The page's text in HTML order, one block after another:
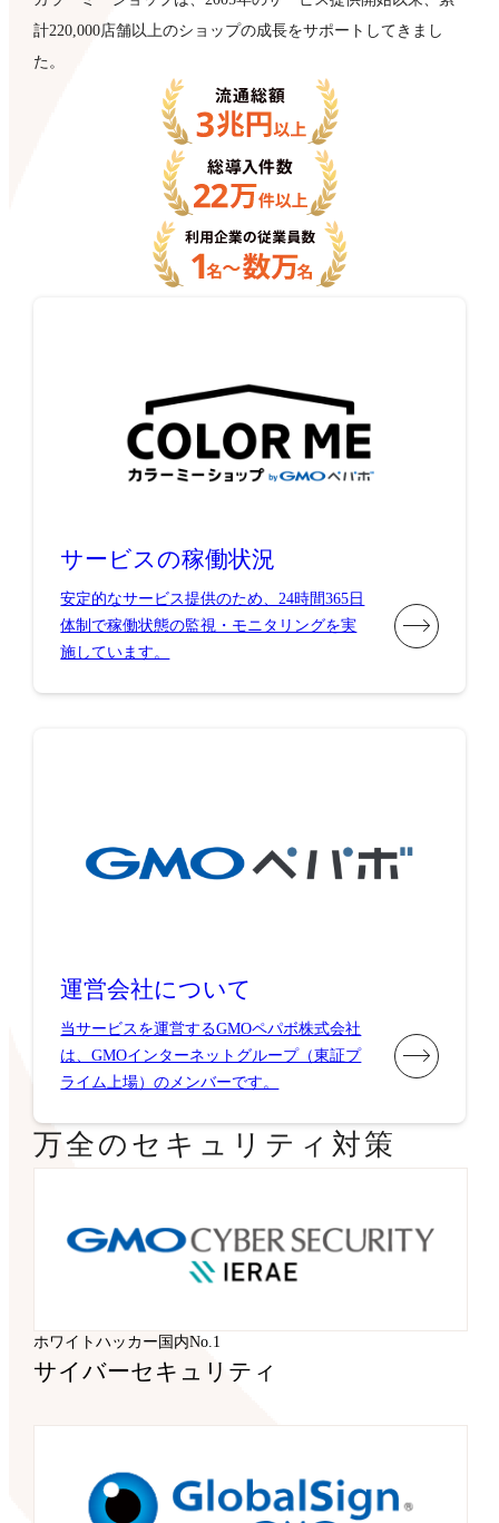
計220,000店舗以上のショップの成長をサポートしてきまし
た。
サービスの稼働状況
安定的なサービス提供のため、24時間365日
体制で稼働状態の監視・モニタリングを実
施しています。
運営会社について
当サービスを運営するGMOペパボ株式会社
は、GMOインターネットグループ（東証プ
ライム上場）のメンバーです。
万全のセキュリティ対策
ホワイトハッカー国内No.1
サイバーセキュリティ